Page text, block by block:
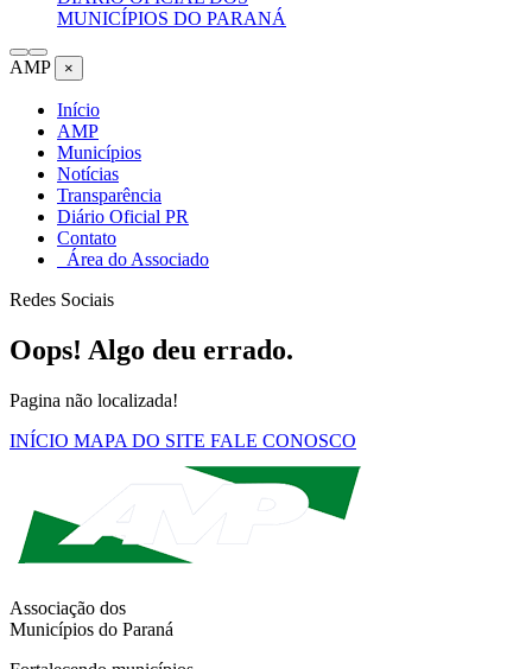
MUNICÍPIOS DO PARANÁ
AMP ×
Início
AMP
Municípios
Notícias
Transparência
Diário Oficial PR
Contato
Área do Associado
Redes Sociais
Oops! Algo deu errado.
Pagina não localizada!
INÍCIO MAPA DO SITE FALE CONOSCO
Associação dos
Municípios do Paraná